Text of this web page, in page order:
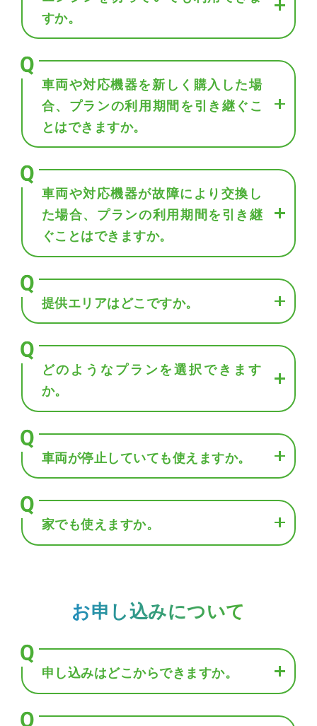
すか。
車両や対応機器を新しく購入した場
合、プランの利用期間を引き継ぐこ
とはできますか。
車両や対応機器が故障により交換し
た場合、プランの利用期間を引き継
ぐことはできますか。
提供エリアはどこですか。
どのようなプランを選択できます
か。
車両が停止していても使えますか。
家でも使えますか。
お申し込みについて
申し込みはどこからできますか。